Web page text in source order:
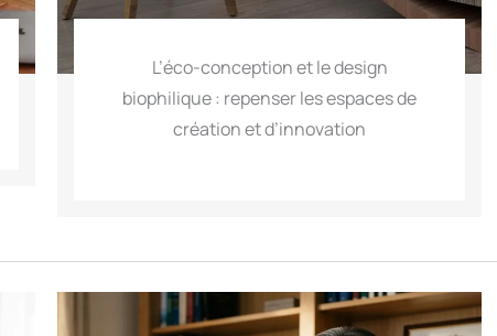
L’éco-conception et le design
biophilique : repenser les espaces de
création et d’innovation